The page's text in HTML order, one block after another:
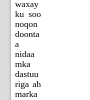
waxay
ku soo
noqon
doonta
a
nidaa
mka
dastuu
riga ah
marka